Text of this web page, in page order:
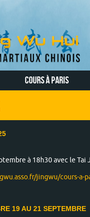
COURS À PARIS
à 18h30 avec le Tai
jingwu/cours-a-
19 AU 21 SEPTEMBRE